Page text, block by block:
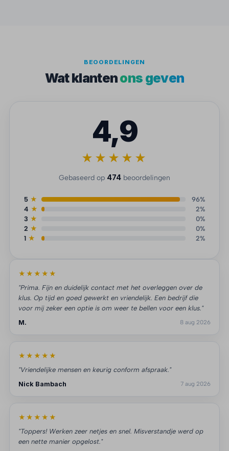
BEOORDELINGEN
Wat klantenons geven
4,9
★★★★★
Gebaseerd op 474 beoordelingen
5 ★
96%
4 ★
2%
3 ★
0%
2 ★
0%
1 ★ 2%
★★★★★
"Prima. Fijn en duidelijk contact met het overleggen over de
klus. Op tijd en goed gewerkt en vriendelijk. Een bedrijf die
voor mij zeker een optie is om weer te bellen voor een klus."
M.
8 aug 2026
★★★★★
"Vriendelijke mensen en keurig conform afspraak."
Nick Bambach
7 aug 2026
★★★★★
"Toppers! Werken zeer netjes en snel. Misverstandje werd op
een nette manier opgelost."